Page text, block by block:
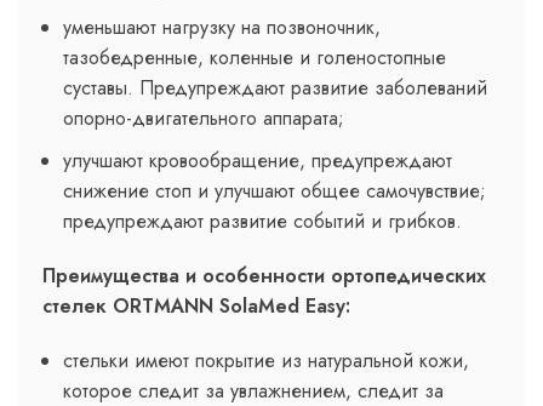
уменьшают нагрузку на позвоночник,
тазобедренные, коленные и голеностопные
суставы. Предупреждают развитие заболеваний
опорно-двигательного аппарата;
улучшают кровообращение, предупреждают
снижение стоп и улучшают общее самочувствие;
предупреждают развитие событий и грибков.
Преимущества и особенности ортопедических
стелек ORTMANN SolaMed Easy:
стельки имеют покрытие из натуральной кожи,
которое следит за увлажнением, следит за